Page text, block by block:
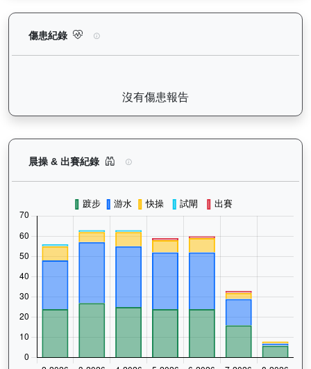
傷患紀錄 烈進駒（L278）— 傷患紀錄：查看馬匹完整的
沒有傷患報告
晨操 & 出賽紀錄 烈進駒（L278）— 晨操及出賽紀錄圖表